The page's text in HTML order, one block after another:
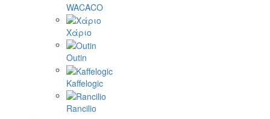
WACACO
Χάριο
Outin
Kaffelogic
Rancilio